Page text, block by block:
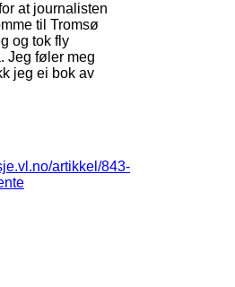
at journalisten
til Tromsø
og tok fly
Jeg føler meg
jeg ei bok av
artikkel/843-